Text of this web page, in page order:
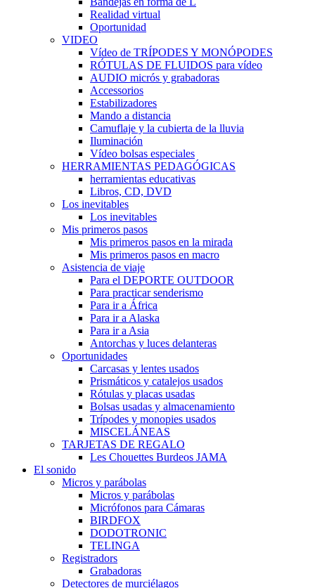
Realidad virtual
Oportunidad
VIDEO
Vídeo de TRÍPODES Y MONÓPODES
RÓTULAS DE FLUIDOS para vídeo
AUDIO micrós y grabadoras
Accessorios
Estabilizadores
Mando a distancia
Camuflaje y la cubierta de la lluvia
Iluminación
Vídeo bolsas especiales
HERRAMIENTAS PEDAGÓGICAS
herramientas educativas
Libros, CD, DVD
Los inevitables
Los inevitables
Mis primeros pasos
Mis primeros pasos en la mirada
Mis primeros pasos en macro
Asistencia de viaje
Para el DEPORTE OUTDOOR
Para practicar senderismo
Para ir a África
Para ir a Alaska
Para ir a Asia
Antorchas y luces delanteras
Oportunidades
Carcasas y lentes usados
Prismáticos y catalejos usados
Rótulas y placas usadas
Bolsas usadas y almacenamiento
Trípodes y monopies usados
MISCELÁNEAS
TARJETAS DE REGALO
Les Chouettes Burdeos JAMA
El sonido
Micros y parábolas
Micros y parábolas
Micrófonos para Cámaras
BIRDFOX
DODOTRONIC
TELINGA
Registradors
Grabadoras
Detectores de murciélagos